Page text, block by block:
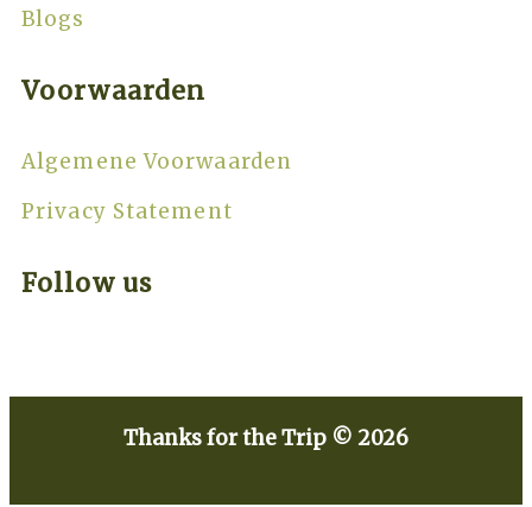
Blogs
Voorwaarden
Algemene Voorwaarden
Privacy Statement
Follow us
Thanks for the Trip © 2026